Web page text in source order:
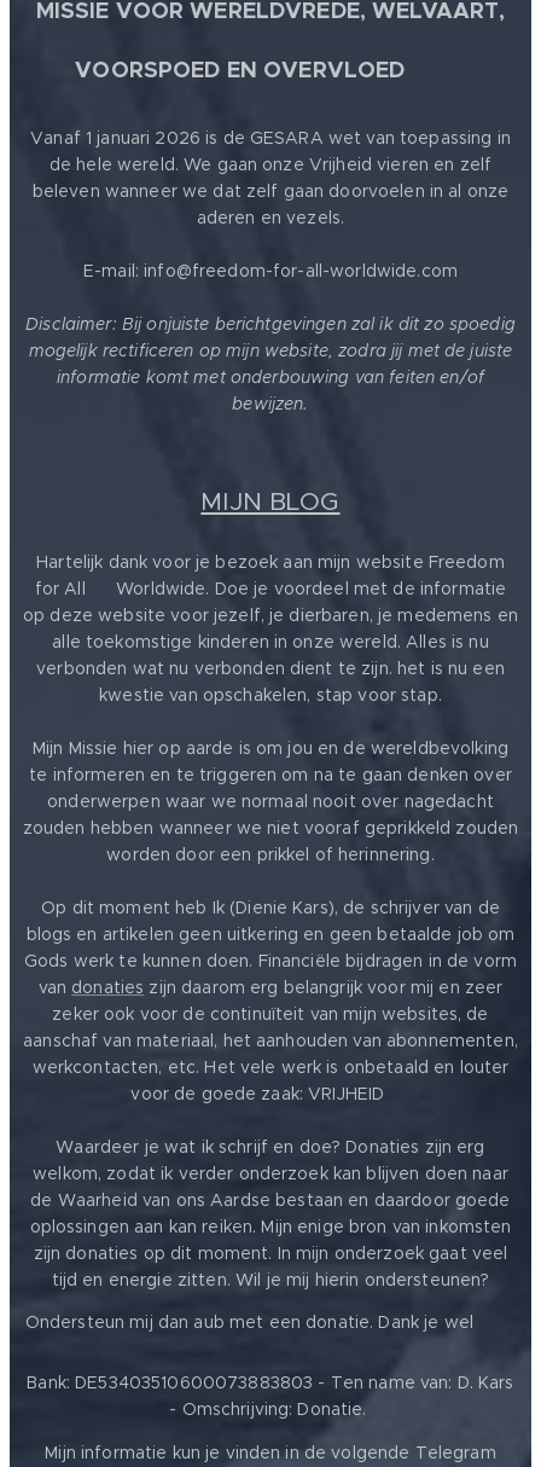
MISSIE VOOR WERELDVREDE, WELVAART,
VOORSPOED EN OVERVLOED
Vanaf 1 januari 2026 is de GESARA wet van toepassing in
de hele wereld. We gaan onze Vrijheid vieren en zelf
beleven wanneer we dat zelf gaan doorvoelen in al onze
aderen en vezels.
E-mail: info@freedom-for-all-worldwide.com
Disclaimer: Bij onjuiste berichtgevingen zal ik dit zo spoedig
mogelijk rectificeren op mijn website, zodra jij met de juiste
informatie komt met onderbouwing van feiten en/of
bewijzen.
MIJN BLOG
Hartelijk dank voor je bezoek aan mijn website Freedom
for All ❤️ Worldwide. Doe je voordeel met de informatie
op deze website voor jezelf, je dierbaren, je medemens en
alle toekomstige kinderen in onze wereld. Alles is nu
verbonden wat nu verbonden dient te zijn. het is nu een
kwestie van opschakelen, stap voor stap.
Mijn Missie hier op aarde is om jou en de wereldbevolking
te informeren en te triggeren om na te gaan denken over
onderwerpen waar we normaal nooit over nagedacht
zouden hebben wanneer we niet vooraf geprikkeld zouden
worden door een prikkel of herinnering.
Op dit moment heb Ik (Dienie Kars), de schrijver van de
blogs en artikelen geen uitkering en geen betaalde job om
Gods werk te kunnen doen. Financiële bijdragen in de vorm
van donaties zijn daarom erg belangrijk voor mij en zeer
zeker ook voor de continuïteit van mijn websites, de
aanschaf van materiaal, het aanhouden van abonnementen,
werkcontacten, etc. Het vele werk is onbetaald en louter
voor de goede zaak: VRIJHEID ❤️
Waardeer je wat ik schrijf en doe? Donaties zijn erg
welkom, zodat ik verder onderzoek kan blijven doen naar
de Waarheid van ons Aardse bestaan en daardoor goede
oplossingen aan kan reiken. Mijn enige bron van inkomsten
zijn donaties op dit moment. In mijn onderzoek gaat veel
tijd en energie zitten. Wil je mij hierin ondersteunen?
Ondersteun mij dan aub met een donatie. Dank je wel
Bank: DE53403510600073883803 - Ten name van: D. Kars
- Omschrijving: Donatie.
Mijn informatie kun je vinden in de volgende Telegram